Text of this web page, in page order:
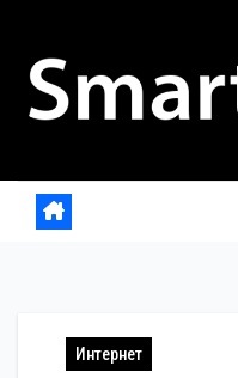
content
Интернет